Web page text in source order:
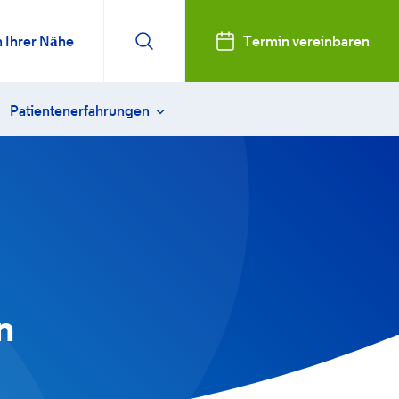
Ihrer Nähe Termin vereinbaren
Patientenerfahrungen